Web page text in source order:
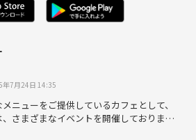
年7月24日 14:35
ニューをご提供しているカフェとして、
さまざまなイベントを開催しておりま